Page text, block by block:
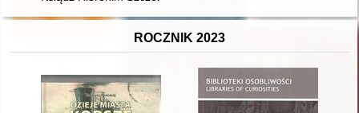
ROCZNIK 2023